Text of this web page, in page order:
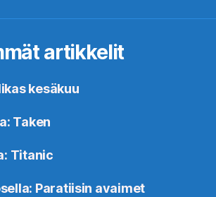
artikkelit
kesäkuu
Taken
Titanic
Paratiisin avaimet